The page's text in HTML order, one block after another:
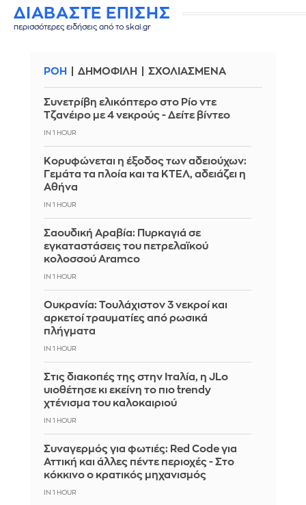
ΔΙΑΒΑΣΤΕ ΕΠΙΣΗΣ
περισσότερες ειδήσεις από το skai.gr
ΡΟΗ ΔΗΜΟΦΙΛΗ ΣΧΟΛΙΑΣΜΕΝΑ
Συνετρίβη ελικόπτερο στο Ρίο ντε
Τζανέιρο με 4 νεκρούς - Δείτε βίντεο
IN 1 HOUR
Κορυφώνεται η έξοδος των αδειούχων:
Γεμάτα τα πλοία και τα ΚΤΕΛ, αδειάζει η
Αθήνα
IN 1 HOUR
Σαουδική Αραβία: Πυρκαγιά σε
εγκαταστάσεις του πετρελαϊκού
κολοσσού Aramco
IN 1 HOUR
Ουκρανία: Τουλάχιστον 3 νεκροί και
αρκετοί τραυματίες από ρωσικά
πλήγματα
IN 1 HOUR
Στις διακοπές της στην Ιταλία, η JLo
υιοθέτησε κι εκείνη το πιο trendy
χτένισμα του καλοκαιριού
IN 1 HOUR
Συναγερμός για φωτιές: Red Code για
Αττική και άλλες πέντε περιοχές - Στο
κόκκινο ο κρατικός μηχανισμός
IN 1 HOUR